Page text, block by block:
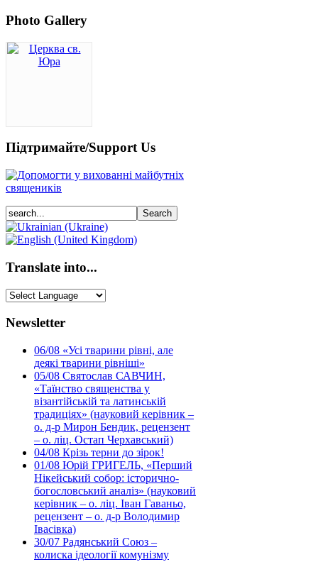
Photo Gallery
Підтримайте/Support Us
Translate into...
Newsletter
06/08 «Усі тварини рівні, але
деякі тварини рівніші»
05/08 Святослав САВЧИН,
«Таїнство священства у
візантійській та латинській
традиціях» (науковий керівник –
о. д-р Мирон Бендик, рецензент
– о. ліц. Остап Черхавський)
04/08 Крізь терни до зірок!
01/08 Юрій ГРИГЕЛЬ, «Перший
Нікейський собор: історично-
богословський аналіз» (науковий
керівник – о. ліц. Іван Гаваньо,
рецензент – о. д-р Володимир
Івасівка)
30/07 Радянський Союз –
колиска ідеології комунізму